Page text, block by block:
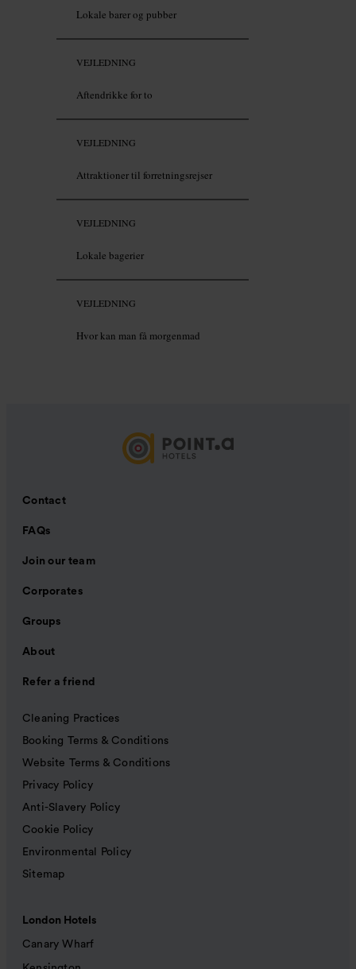
Lokale barer og pubber
VEJLEDNING
Aftendrikke for to
VEJLEDNING
Attraktioner til forretningsrejser
VEJLEDNING
Lokale bagerier
VEJLEDNING
Hvor kan man få morgenmad
Contact
FAQs
Join our team
Corporates
Groups
About
Refer a friend
Cleaning Practices
Booking Terms & Conditions
Website Terms & Conditions
Privacy Policy
Anti-Slavery Policy
Cookie Policy
Environmental Policy
Sitemap
London Hotels
Canary Wharf